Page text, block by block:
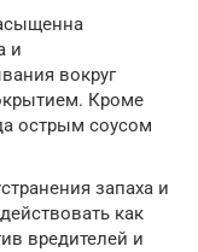
и
вокруг
Кроме
острым соусом
запаха и
как
вредителей и